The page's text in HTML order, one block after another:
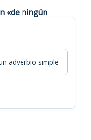
«de ningún
adverbio simple